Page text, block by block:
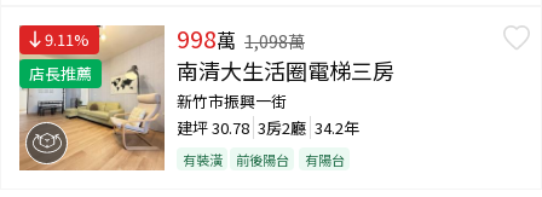
9.11%
店長推薦
998萬 1,098萬
南清大生活圈電梯三房
新竹市振興一街
建坪30.78 3房2廳 34.2年
有裝潢 前後陽台 有陽台